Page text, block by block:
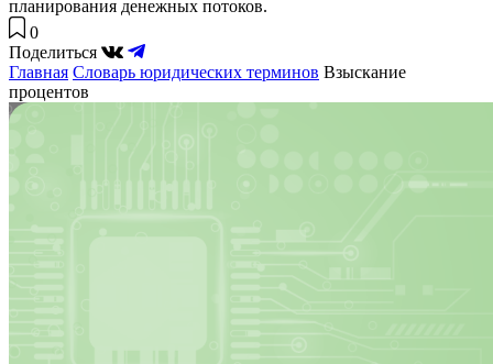
планирования денежных потоков.
0
Поделиться
Главная Словарь юридических терминов Взыскание
процентов